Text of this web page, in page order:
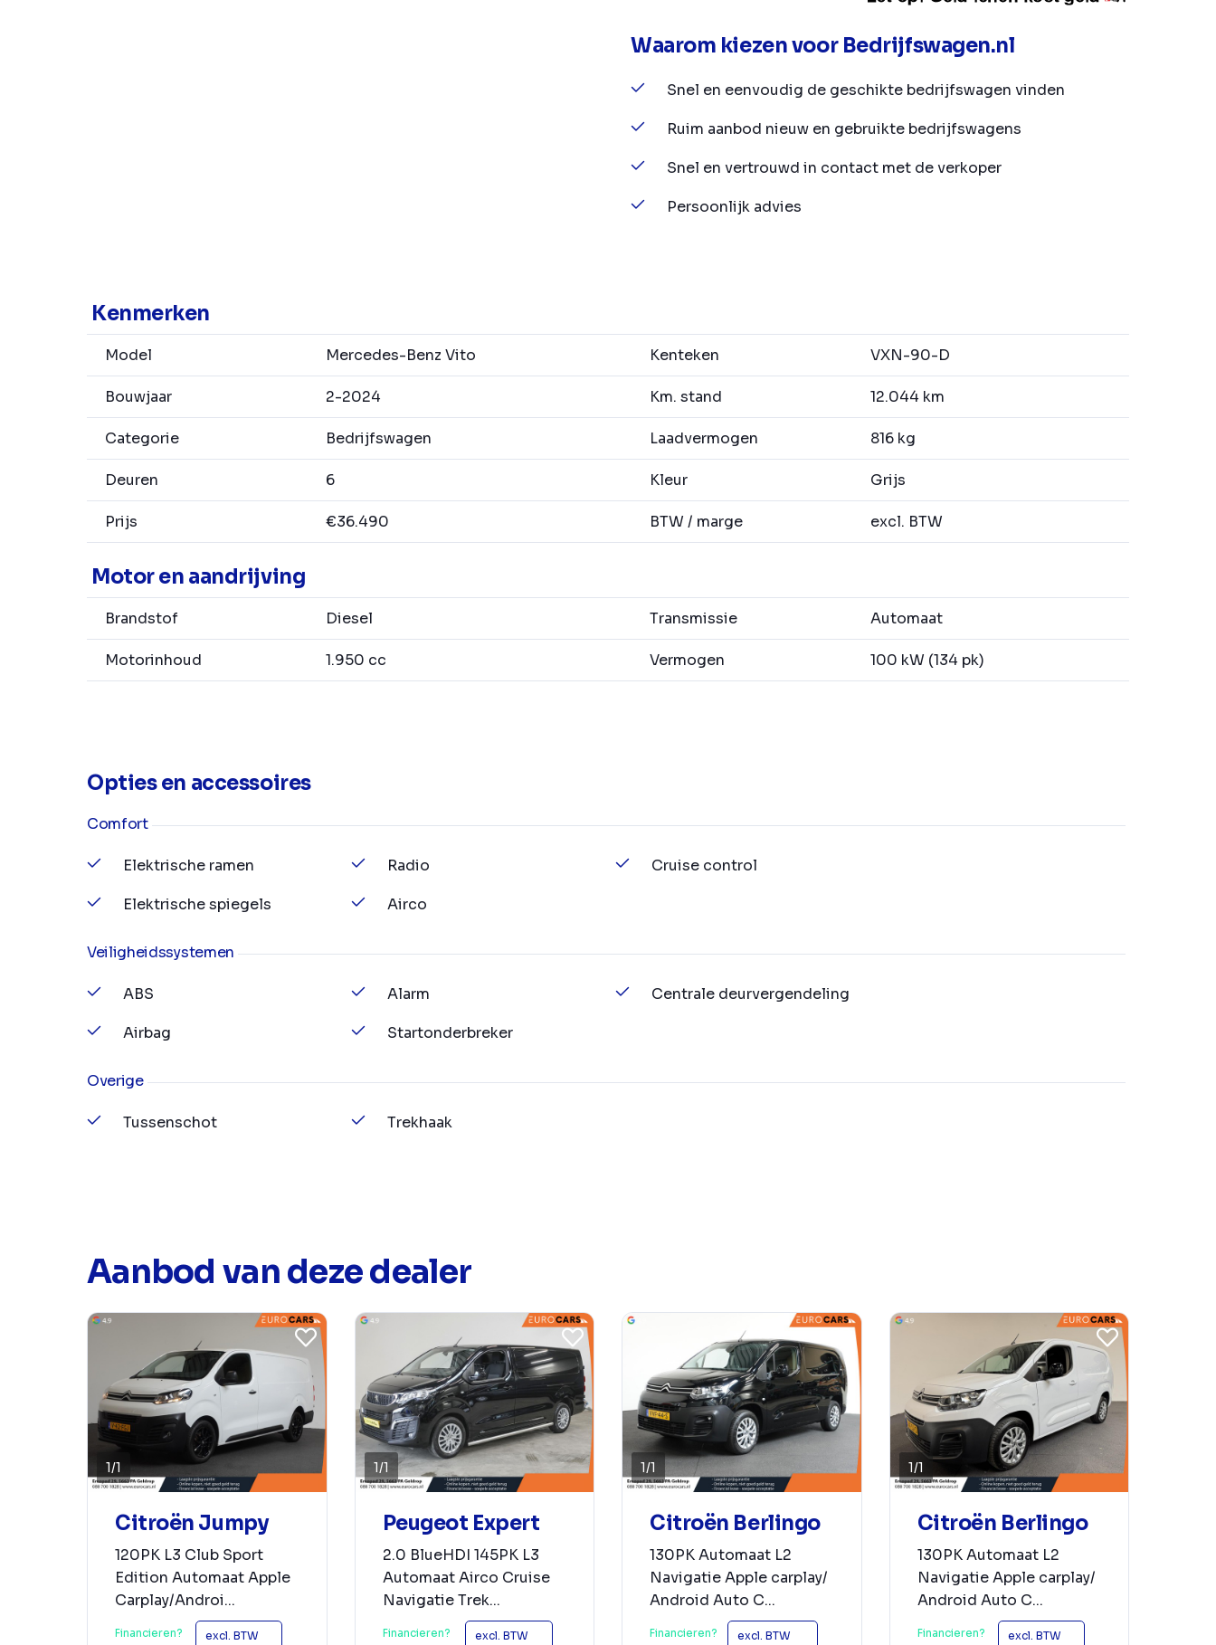
Waarom kiezen voor Bedrijfswagen.nl
Snel en eenvoudig de geschikte bedrijfswagen vinden
Ruim aanbod nieuw en gebruikte bedrijfswagens
Snel en vertrouwd in contact met de verkoper
Persoonlijk advies
Kenmerken
Model Mercedes-Benz Vito Kenteken VXN-90-D
Bouwjaar 2-2024 Km. stand 12.044 km
Categorie Bedrijfswagen Laadvermogen 816 kg
Deuren 6 Kleur Grijs
Prijs €36.490 BTW / marge excl. BTW
Motor en aandrijving
Brandstof Diesel Transmissie Automaat
Motorinhoud 1.950 cc Vermogen 100 kW (134 pk)
Opties en accessoires
Comfort
Elektrische ramen
Elektrische spiegels
Radio
Airco
Cruise control
Veiligheidssystemen
ABS
Airbag
Alarm
Startonderbreker
Centrale deurvergendeling
Overige
Tussenschot Trekhaak
Aanbod van deze dealer
1/1
Citroën Jumpy
120PK L3 Club Sport
Edition Automaat Apple
Carplay/Androi...
Financieren? excl. BTW
1/1
Peugeot Expert
2.0 BlueHDI 145PK L3
Automaat Airco Cruise
Navigatie Trek...
Financieren? excl. BTW
1/1
Citroën Berlingo
130PK Automaat L2
Navigatie Apple carplay/
Android Auto C...
Financieren? excl. BTW
1/1
Citroën Berlingo
130PK Automaat L2
Navigatie Apple carplay/
Android Auto C...
Financieren? excl. BTW